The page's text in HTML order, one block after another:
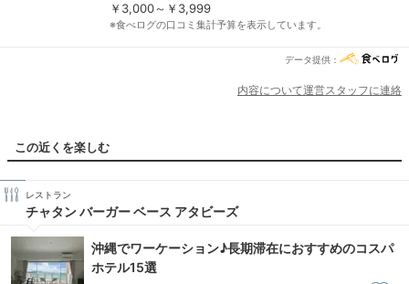
￥3,000～￥3,999
※食べログの口コミ集計予算を表示しています。
データ提供：
内容について運営スタッフに連絡
この近くを楽しむ
レストラン
チャタン バーガー ベース アタビーズ
沖縄でワーケーション♪長期滞在におすすめのコスパ
ホテル15選